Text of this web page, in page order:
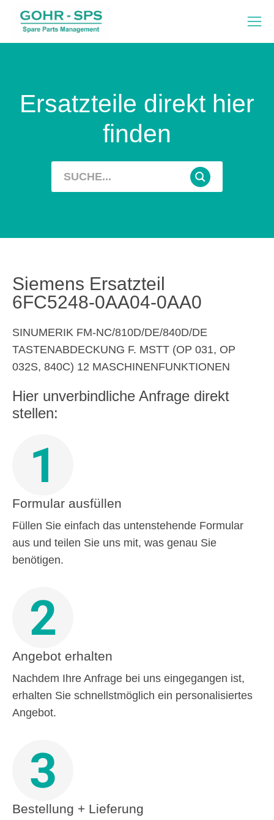
Ersatzteile direkt hier
finden
Siemens Ersatzteil
6FC5248-0AA04-0AA0
SINUMERIK FM-NC/810D/DE/840D/DE
TASTENABDECKUNG F. MSTT (OP 031, OP
032S, 840C) 12 MASCHINENFUNKTIONEN
Hier unverbindliche Anfrage direkt
stellen:
1
Formular ausfüllen
Füllen Sie einfach das untenstehende Formular
aus und teilen Sie uns mit, was genau Sie
benötigen.
2
Angebot erhalten
Nachdem Ihre Anfrage bei uns eingegangen ist,
erhalten Sie schnellstmöglich ein personalisiertes
Angebot.
3
Bestellung + Lieferung